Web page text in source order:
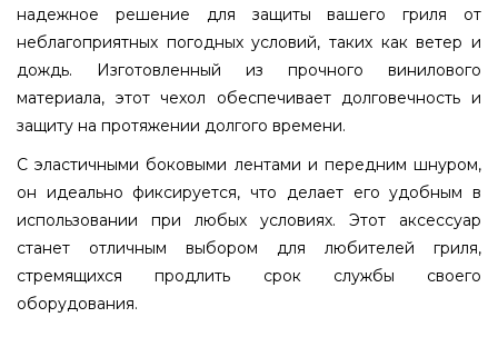
надежное решение для защиты вашего гриля от
неблагоприятных погодных условий, таких как ветер и
дождь. Изготовленный из прочного винилового
материала, этот чехол обеспечивает долговечность и
защиту на протяжении долгого времени.
С эластичными боковыми лентами и передним шнуром,
он идеально фиксируется, что делает его удобным в
использовании при любых условиях. Этот аксессуар
станет отличным выбором для любителей гриля,
стремящихся продлить срок службы своего
оборудования.